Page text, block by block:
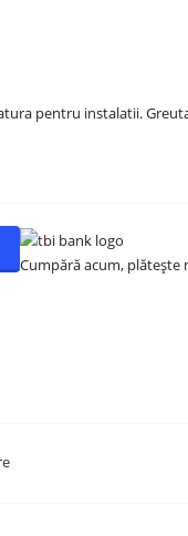
pentru instalatii.
Cumpără acum, plătește